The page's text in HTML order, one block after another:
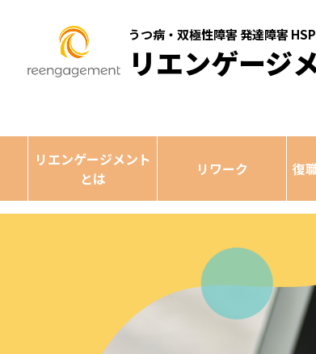
うつ病・双極性障害 発達障害
リエンゲージ
リエンゲージメント
とは
リワーク 復